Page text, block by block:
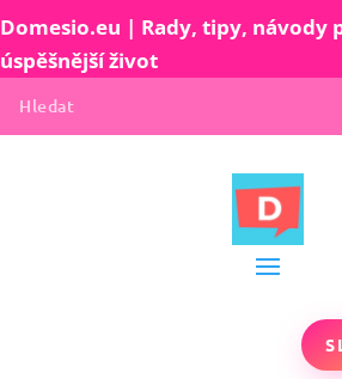
Domesio.eu | Rady, tipy, návody
úspěšnější život